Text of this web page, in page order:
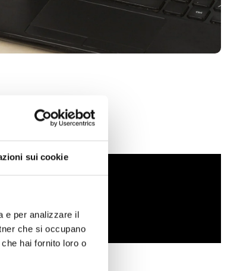
sui cookie
e per analizzare il
che si occupano
hai fornito loro o